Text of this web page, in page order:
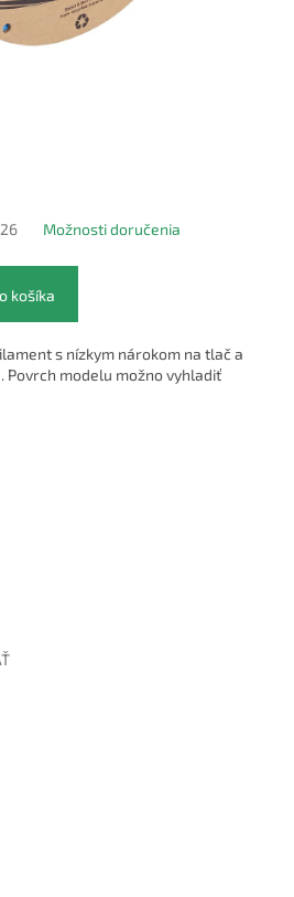
Možnosti doručenia
košíka
s nízkym nárokom na tlač a
modelu možno vyhladiť